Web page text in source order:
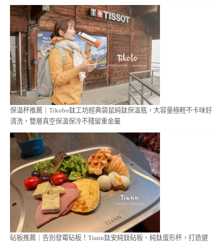
保溫杯推薦｜Tikobo鈦工坊經典袋鼠純鈦保溫瓶，大容量極輕不卡味好
清洗，雙層真空保溫保冷不殘留重金屬
砧板推薦｜告別發霉砧板！Tiann鈦安純鈦砧板、純鈦蛋形杯，打造健